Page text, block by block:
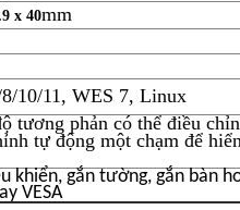
x 40mm
10/11, WES 7, Linux
tương phản có thể điều
tự động một chạm để
khiển, gắn tường, gắn bàn
VESA